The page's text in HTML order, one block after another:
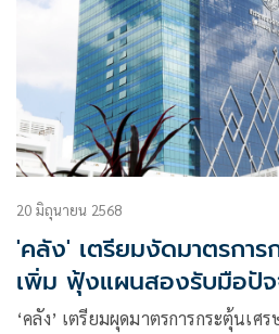
20 มิถุนายน 2568
'คลัง' เตรียมงัดมาตรการ
เพิ่ม ฟุ้งแผนสองรับมือปัจ
หนัก
‘คลัง’ เตรียมผุดมาตรการกระตุ้นเศ